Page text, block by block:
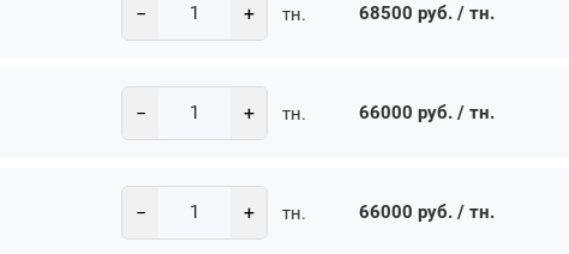
− + тн. 68500 руб. / тн.
− + тн. 66000 руб. / тн.
− + тн. 66000 руб. / тн.